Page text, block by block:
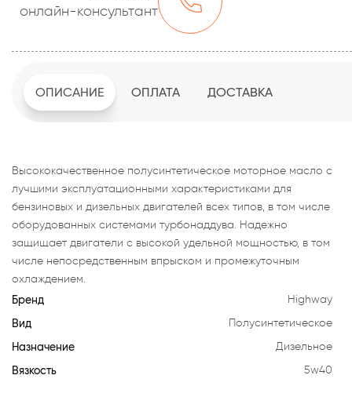
онлайн-консультант
ОПИСАНИЕ ОПЛАТА ДОСТАВКА
Высококачественное полусинтетическое моторное масло с
лучшими эксплуатационными характеристиками для
бензиновых и дизельных двигателей всех типов, в том числе
оборудованных системами турбонаддува. Надежно
защищает двигатели с высокой удельной мощностью, в том
числе непосредственным впрыском и промежуточным
охлаждением.
Бренд Highway
Вид Полусинтетическое
Назначение Дизельное
Вязкость 5w40